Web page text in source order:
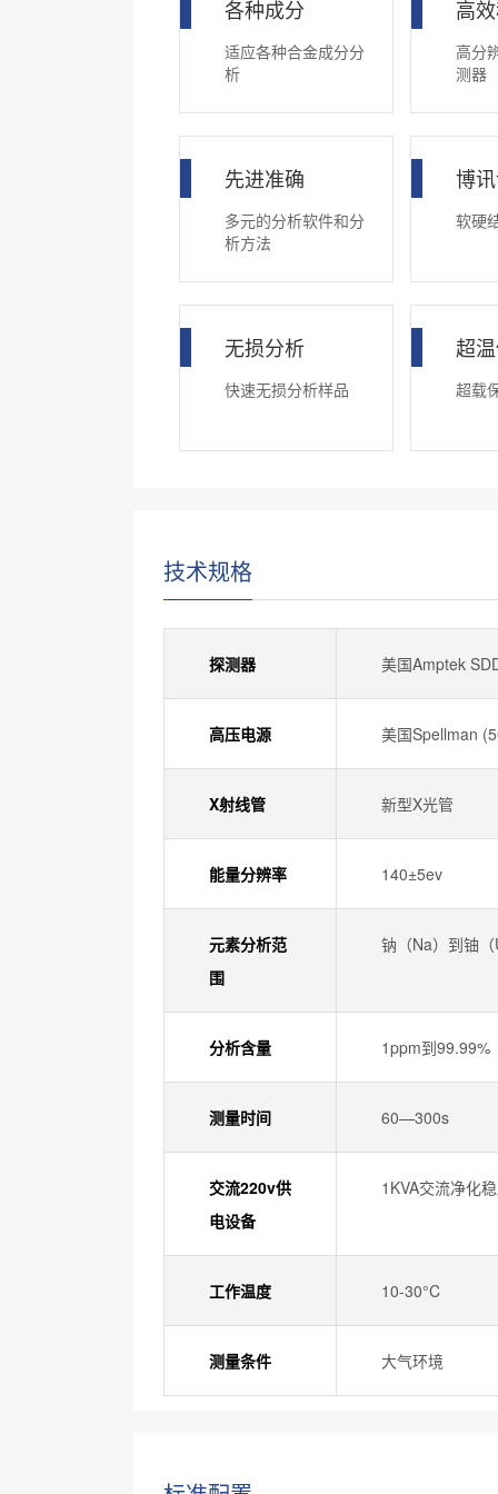
各种成分
适应各种合金成分分
析
高
高分
测器
先进准确
多元的分析软件和分
析方法
博
软硬
无损分析
快速无损分析样品
超
超载
技术规格
探测器 美国Amptek
高压电源 美国Spellman
X射线管 新型X光管
能量分辨率 140±5ev
元素分析范
围
钠（Na）到铀
分析含量 1ppm到99.99%
测量时间 60—300s
交流220v供
电设备
1KVA交流净化
工作温度 10-30°C
测量条件 大气环境